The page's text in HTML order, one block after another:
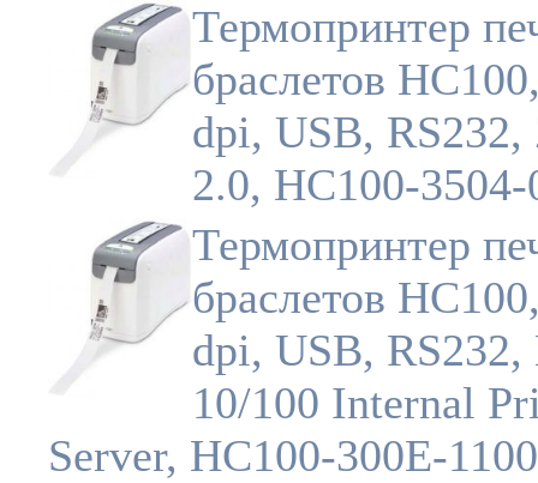
Термопринтер
браслетов
dpi, USB,
2.0, HC100-3504-
Термопринтер
браслетов
dpi, USB,
10/100 Internal
Server, HC100-300E-1100